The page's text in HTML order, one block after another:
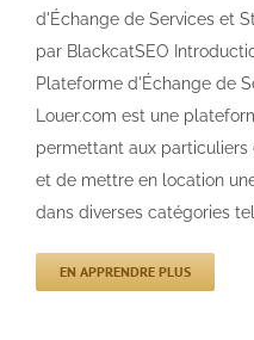
d'Échange de Services et
par BlackcatSEO
Plateforme d'Échange de
Louer.com est une
permettant aux particuliers
et de mettre en location
dans diverses catégories
EN APPRENDRE PLUS